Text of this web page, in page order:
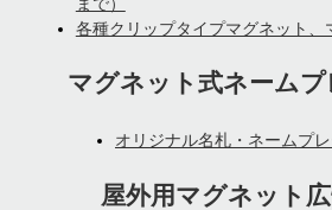
各種クリップタイプマグネット、
マグネット式ネームプ
オリジナル名札・ネームプ
屋外用マグネット